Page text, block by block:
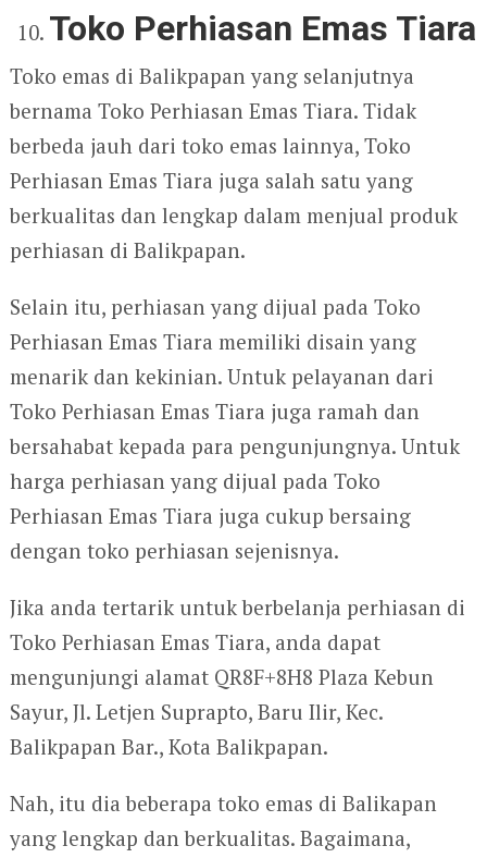
Toko Perhiasan Emas Tiara
Toko emas di Balikpapan yang selanjutnya
bernama Toko Perhiasan Emas Tiara. Tidak
berbeda jauh dari toko emas lainnya, Toko
Perhiasan Emas Tiara juga salah satu yang
berkualitas dan lengkap dalam menjual produk
perhiasan di Balikpapan.
Selain itu, perhiasan yang dijual pada Toko
Perhiasan Emas Tiara memiliki disain yang
menarik dan kekinian. Untuk pelayanan dari
Toko Perhiasan Emas Tiara juga ramah dan
bersahabat kepada para pengunjungnya. Untuk
harga perhiasan yang dijual pada Toko
Perhiasan Emas Tiara juga cukup bersaing
dengan toko perhiasan sejenisnya.
Jika anda tertarik untuk berbelanja perhiasan di
Toko Perhiasan Emas Tiara, anda dapat
mengunjungi alamat QR8F+8H8 Plaza Kebun
Sayur, Jl. Letjen Suprapto, Baru Ilir, Kec.
Balikpapan Bar., Kota Balikpapan.
Nah, itu dia beberapa toko emas di Balikapan
yang lengkap dan berkualitas. Bagaimana,